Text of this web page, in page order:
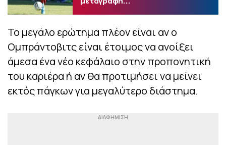
Το μεγάλο ερώτημα πλέον είναι αν ο
Ομπράντοβιτς είναι έτοιμος να ανοίξει
άμεσα ένα νέο κεφάλαιο στην προπονητική
του καριέρα ή αν θα προτιμήσει να μείνει
εκτός πάγκων για μεγαλύτερο διάστημα.